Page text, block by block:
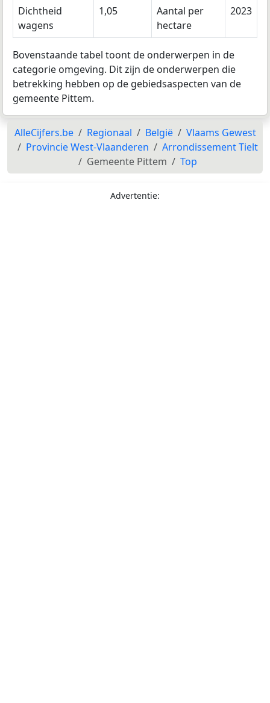
Dichtheid
wagens
1,05
Aantal per
hectare
2023
Bovenstaande tabel toont de onderwerpen in de
categorie omgeving. Dit zijn de onderwerpen die
betrekking hebben op de gebiedsaspecten van de
gemeente Pittem.
AlleCijfers.be Regionaal België
Vlaams Gewest
Provincie West-Vlaanderen
Arrondissement Tielt
Gemeente Pittem
Top
Advertentie: